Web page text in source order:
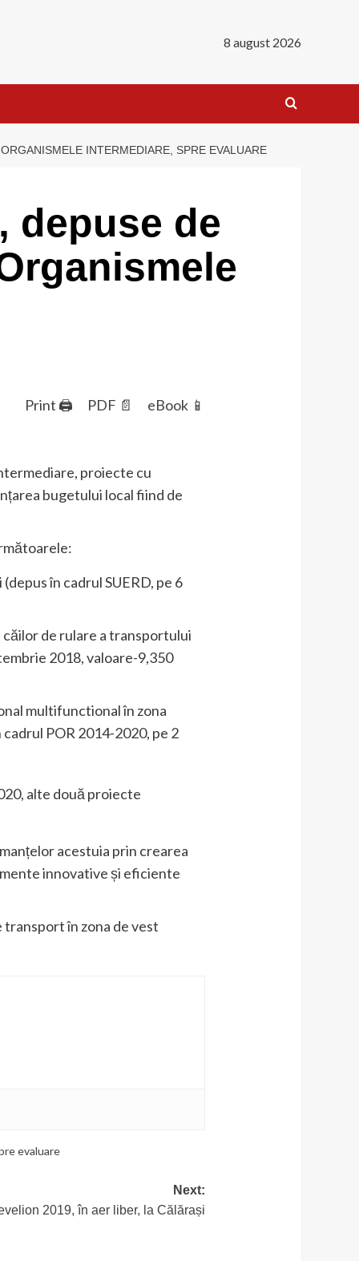
8 august 2026
INTERMEDIARE, SPRE EVALUARE
depuse de
Print 🖨 PDF 📄 eBook 📱
proiecte cu
bugetului local fiind de
în cadrul SUERD, pe 6
de rulare a transportului
2018, valoare-9,350
multifunctional în zona
cadrul POR 2014-2020, pe 2
alte două proiecte
acestuia prin crearea
innovative și eficiente
în zona de vest
evaluare
Next:
2019, în aer liber, la Călărași